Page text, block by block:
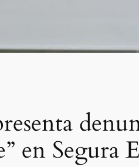
en Segura